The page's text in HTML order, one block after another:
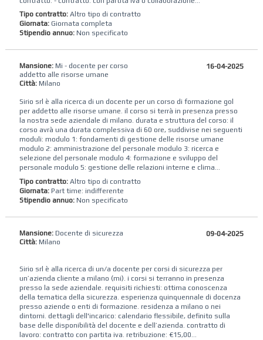
Tipo contratto:Altro tipo di contratto
Giornata: Giornata completa
Stipendio annuo: Non specificato
Mansione:Mi - docente per corso
addetto alle risorse umane
Città:Milano
16-04-2025
Sirio srl è alla ricerca di un docente per un corso di formazione gol
per addetto alle risorse umane. il corso si terrà in presenza presso
la nostra sede aziendale di milano. durata e struttura del corso: il
corso avrà una durata complessiva di 60 ore, suddivise nei seguenti
moduli: modulo 1: fondamenti di gestione delle risorse umane
modulo 2: amministrazione del personale modulo 3: ricerca e
selezione del personale modulo 4: formazione e sviluppo del
personale modulo 5: gestione delle relazioni interne e clima...
Tipo contratto:Altro tipo di contratto
Giornata: Part time: indifferente
Stipendio annuo: Non specificato
Mansione:Docente di sicurezza
Città:Milano
09-04-2025
Sirio srl è alla ricerca di un/a docente per corsi di sicurezza per
un’azienda cliente a milano (mi). i corsi si terranno in presenza
presso la sede aziendale. requisiti richiesti: ottima conoscenza
della tematica della sicurezza. esperienza quinquennale di docenza
presso aziende o enti di formazione. residenza a milano o nei
dintorni. dettagli dell'incarico: calendario flessibile, definito sulla
base delle disponibilità del docente e dell’azienda. contratto di
lavoro: contratto con partita iva. retribuzione: €15,00...